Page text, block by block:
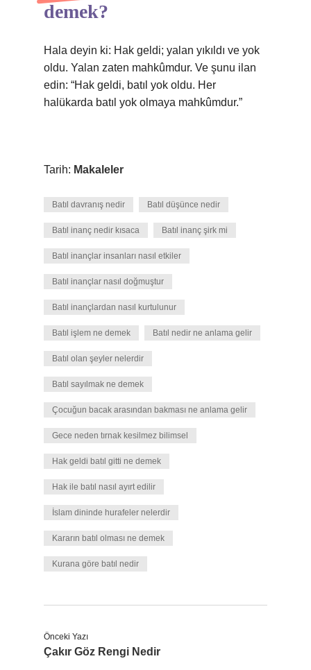
demek?
Hala deyin ki: Hak geldi; yalan yıkıldı ve yok
oldu. Yalan zaten mahkûmdur. Ve şunu ilan
edin: “Hak geldi, batıl yok oldu. Her
halükarda batıl yok olmaya mahkûmdur.”
Tarih: Makaleler
Batıl davranış nedir Batıl düşünce nedir
Batıl inanç nedir kısaca Batıl inanç şirk mi
Batıl inançlar insanları nasıl etkiler
Batıl inançlar nasıl doğmuştur
Batıl inançlardan nasıl kurtulunur
Batıl işlem ne demek Batıl nedir ne anlama gelir
Batıl olan şeyler nelerdir
Batıl sayılmak ne demek
Çocuğun bacak arasından bakması ne anlama gelir
Gece neden tırnak kesilmez bilimsel
Hak geldi batıl gitti ne demek
Hak ile batıl nasıl ayırt edilir
İslam dininde hurafeler nelerdir
Kararın batıl olması ne demek
Kurana göre batıl nedir
Önceki Yazı
Çakır Göz Rengi Nedir